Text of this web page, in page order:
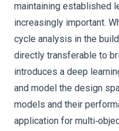
maintaining established
increasingly important.
cycle analysis in the
directly transferable to
introduces a deep
and model the design
models and their
application for